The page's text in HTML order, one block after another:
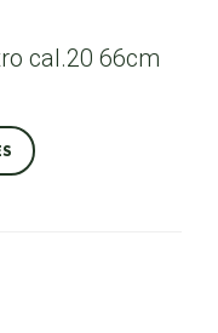
cal.20 66cm